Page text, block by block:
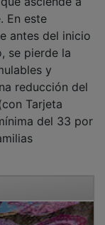
En este
antes del inicio
se pierde la
y
reducción del
Tarjeta
del 33 por